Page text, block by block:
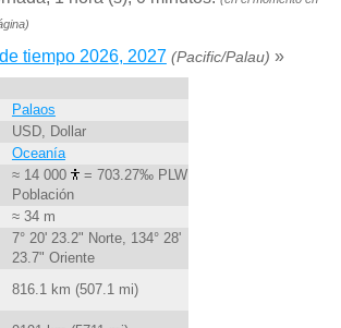
tiempo 2026, 2027 (Pacific/Palau) »
Palaos
USD, Dollar
Oceanía
≈ 14 000
= 703.27‰ PLW
Población
≈ 34 m
7° 20' 23.2" Norte, 134° 28'
23.7" Oriente
816.1 km (507.1 mi)